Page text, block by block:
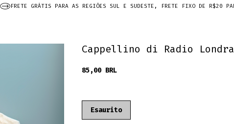
Cappellino di Radio Londra
85,00 BRLPrezzo
Esaurito